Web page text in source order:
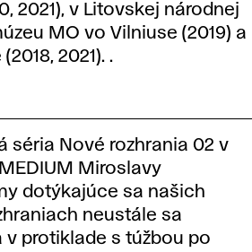
2021), v Litovskej národnej
MO vo Vilniuse (2019) a
2021). .
séria Nové rozhrania 02 v
Miroslavy
dotýkajúce sa našich
neustále sa
protiklade s túžbou po